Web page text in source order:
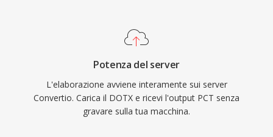
Potenza del server
L'elaborazione avviene interamente sui server
Convertio. Carica il DOTX e ricevi l'output PCT senza
gravare sulla tua macchina.